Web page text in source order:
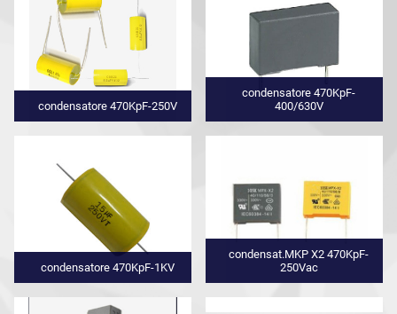
condensatore 470KpF-250V
condensatore 470KpF-
400/630V
condensatore 470KpF-1KV
condensat.MKP X2 470KpF-
250Vac